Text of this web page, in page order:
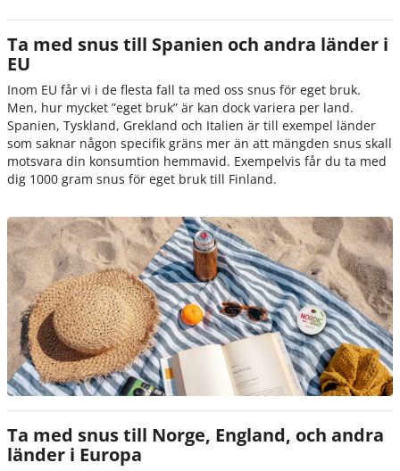
Ta med snus till Spanien och andra länder i
EU
Inom EU får vi i de flesta fall ta med oss snus för eget bruk.
Men, hur mycket ”eget bruk” är kan dock variera per land.
Spanien, Tyskland, Grekland och Italien är till exempel länder
som saknar någon specifik gräns mer än att mängden snus skall
motsvara din konsumtion hemmavid. Exempelvis får du ta med
dig 1000 gram snus för eget bruk till Finland.
Ta med snus till Norge, England, och andra
länder i Europa